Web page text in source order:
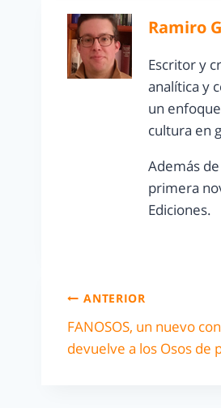
Ramiro
Escritor y
analítica y
un
cultura en
Además
primera
Ediciones.
ANTERIOR
FANOSOS, un nuevo
devuelve a los Osos de